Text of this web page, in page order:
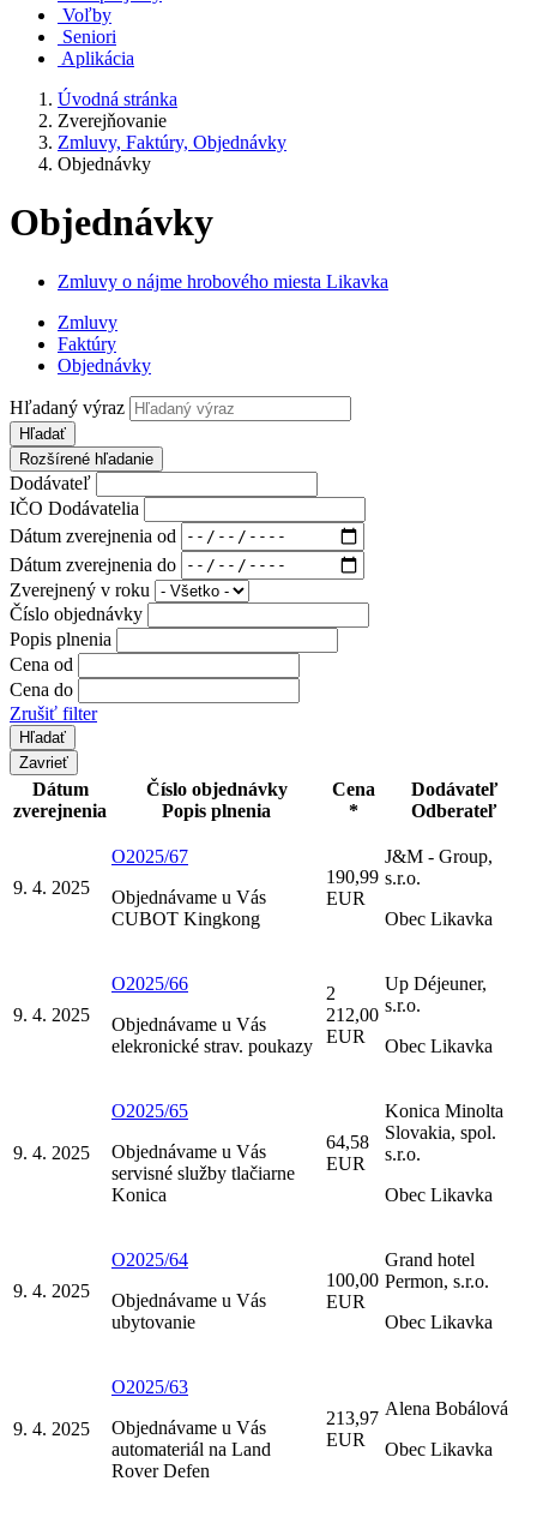
Voľby
Seniori
Aplikácia
Úvodná stránka
Zverejňovanie
Zmluvy, Faktúry, Objednávky
Objednávky
Objednávky
Zmluvy o nájme hrobového miesta Likavka
Zmluvy
Faktúry
Objednávky
Hľadaný výraz
Hľadať
Rozšírené hľadanie
Dodávateľ
IČO Dodávatelia
Dátum zverejnenia od
Dátum zverejnenia do
Zverejnený v roku
Číslo objednávky
Popis plnenia
Cena od
Cena do
Zrušiť filter
Zavrieť
Dátum
zverejnenia
Číslo objednávky
Popis plnenia
Cena
*
Dodávateľ
Odberateľ
9. 4. 2025
O2025/67
Objednávame u Vás
CUBOT Kingkong
190,99
EUR
J&M - Group,
s.r.o.
Obec Likavka
9. 4. 2025
O2025/66
Objednávame u Vás
elekronické strav. poukazy
2
212,00
EUR
Up Déjeuner,
s.r.o.
Obec Likavka
9. 4. 2025
O2025/65
Objednávame u Vás
servisné služby tlačiarne
Konica
64,58
EUR
Konica Minolta
Slovakia, spol.
s.r.o.
Obec Likavka
9. 4. 2025
O2025/64
Objednávame u Vás
ubytovanie
100,00
EUR
Grand hotel
Permon, s.r.o.
Obec Likavka
9. 4. 2025
O2025/63
Objednávame u Vás
automateriál na Land
Rover Defen
213,97
EUR
Alena Bobálová
Obec Likavka